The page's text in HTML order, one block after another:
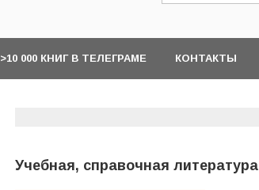
>10 000 КНИГ В ТЕЛЕГРАМЕ КОНТАКТЫ
Учебная, справочная литература